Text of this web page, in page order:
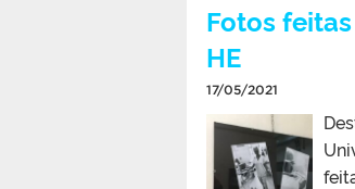
Fotos
HE
17/05/2021